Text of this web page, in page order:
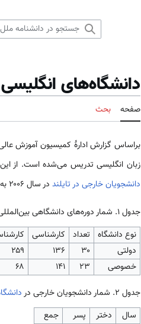
دانشگاه‌های انگلیسی
صفحه بحث
براساس گزارش ادارهٔ کمیسیون آموزش
زبان انگلیسی تدریس می‌شده است. از این میان ۶۰۹ رشته در اختیار ۳۰ دانشگاه دولتی و بقیه دراختیار ۲۳ دانشگاه
دانشجویان خارجی در تایلند در سال ۲۰۰۶ به ۸۴۳۴ نفر رسید که در مقایسه با دو سال پیش از آن، دو برابر بوده است.
جدول 1. شمار دوره‌های دانشگاهی بین‌المللی در
نوع دانشگاه تعداد کارشناسی
دولتی
۳۰ ۱۳۶ ۲۵۹
خصوصی
۲۳ ۱۴۱ ۶۸
جدول 2. شمار دانشجویان خارجی در
سال دختر پسر
جمع